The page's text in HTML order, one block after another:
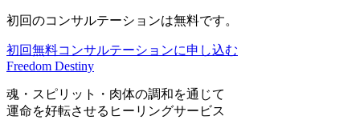
初回のコンサルテーションは無料です。
初回無料コンサルテーションに申し込む
Freedom Destiny
魂・スピリット・肉体の調和を通じて
運命を好転させるヒーリングサービス